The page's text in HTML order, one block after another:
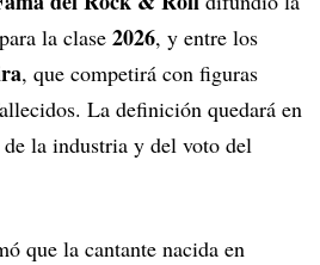
para la clase 2026, y entre los
, que competirá con figuras
La definición quedará en
la industria y del voto del
que la cantante nacida en